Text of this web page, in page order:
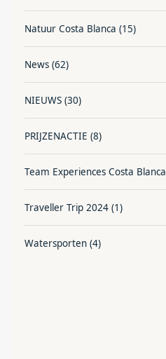
Natuur Costa Blanca (15)
News (62)
NIEUWS (30)
PRIJZENACTIE (8)
Team Experiences Costa Blanca
Traveller Trip 2024 (1)
Watersporten (4)